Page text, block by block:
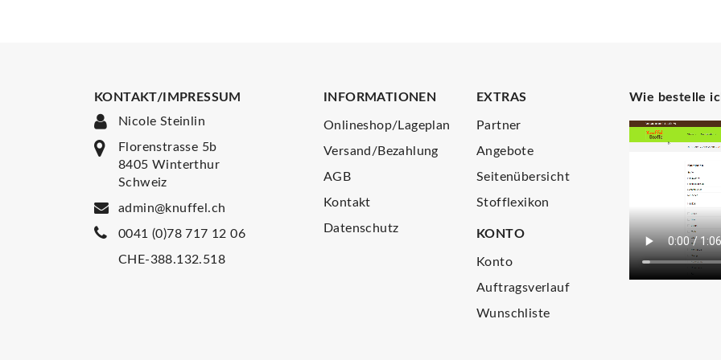
KONTAKT/IMPRESSUM
Nicole Steinlin
Florenstrasse 5b
8405 Winterthur
Schweiz
admin@knuffel.ch
0041 (0)78 717 12 06
CHE-388.132.518
INFORMATIONEN
Onlineshop/Lageplan
Versand/Bezahlung
AGB
Kontakt
Datenschutz
EXTRAS
Partner
Angebote
Seitenübersicht
Stofflexikon
KONTO
Konto
Auftragsverlauf
Wunschliste
Wie bestelle